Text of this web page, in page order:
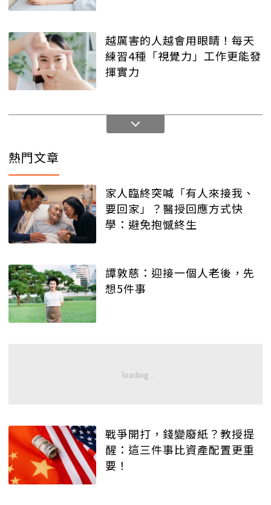
越厲害的人越會用眼睛！每天
練習4種「視覺力」工作更能發
揮實力
熱門文章
家人臨終突喊「有人來接我、
要回家」？醫授回應方式快
學：避免抱憾終生
譚敦慈：迎接一個人老後，先
想5件事
戰爭開打，錢變廢紙？教授提
醒：這三件事比資產配置更重
要！